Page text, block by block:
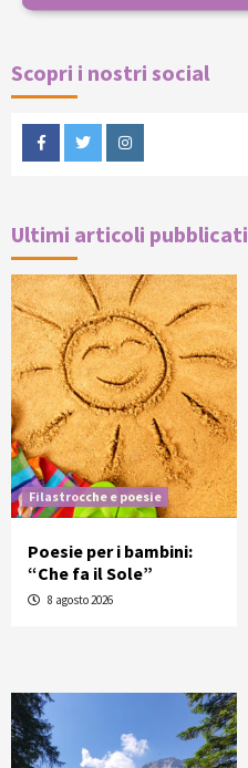
Scopri i nostri social
FacebookTwitterInstagram
Ultimi articoli pubblicati
Filastrocche e poesie
Poesie per i bambini:
“Che fa il Sole”
8 agosto 2026